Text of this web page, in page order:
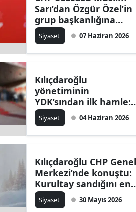
Sarı’dan Özgür Özel’in
grup başkanlığına
ilişkin dikkat çeken
çıkış
Siyaset 07 Haziran 2026
Kılıçdaroğlu
yönetiminin
YDK’sından ilk hamle:
Özel dönemindeki
ihraç kararları iptal
edildi
Siyaset 04 Haziran 2026
Kılıçdaroğlu CHP Genel
Merkezi’nde konuştu:
Kurultay sandığını en
kısa sürede
getireceğim
Siyaset 30 Mayıs 2026